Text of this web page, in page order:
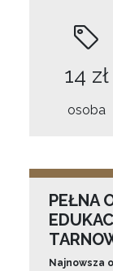
14 zł
osoba
PEŁNA
Najnowsza